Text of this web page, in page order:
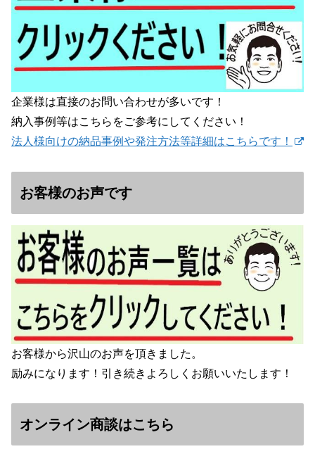
企業様は直接のお問い合わせが多いです！
納入事例等はこちらをご参考にしてください！
法人様向けの納品事例や発注方法等詳細はこちらです！
お客様のお声です
お客様から沢山のお声を頂きました。
励みになります！引き続きよろしくお願いいたします！
オンライン商談はこちら